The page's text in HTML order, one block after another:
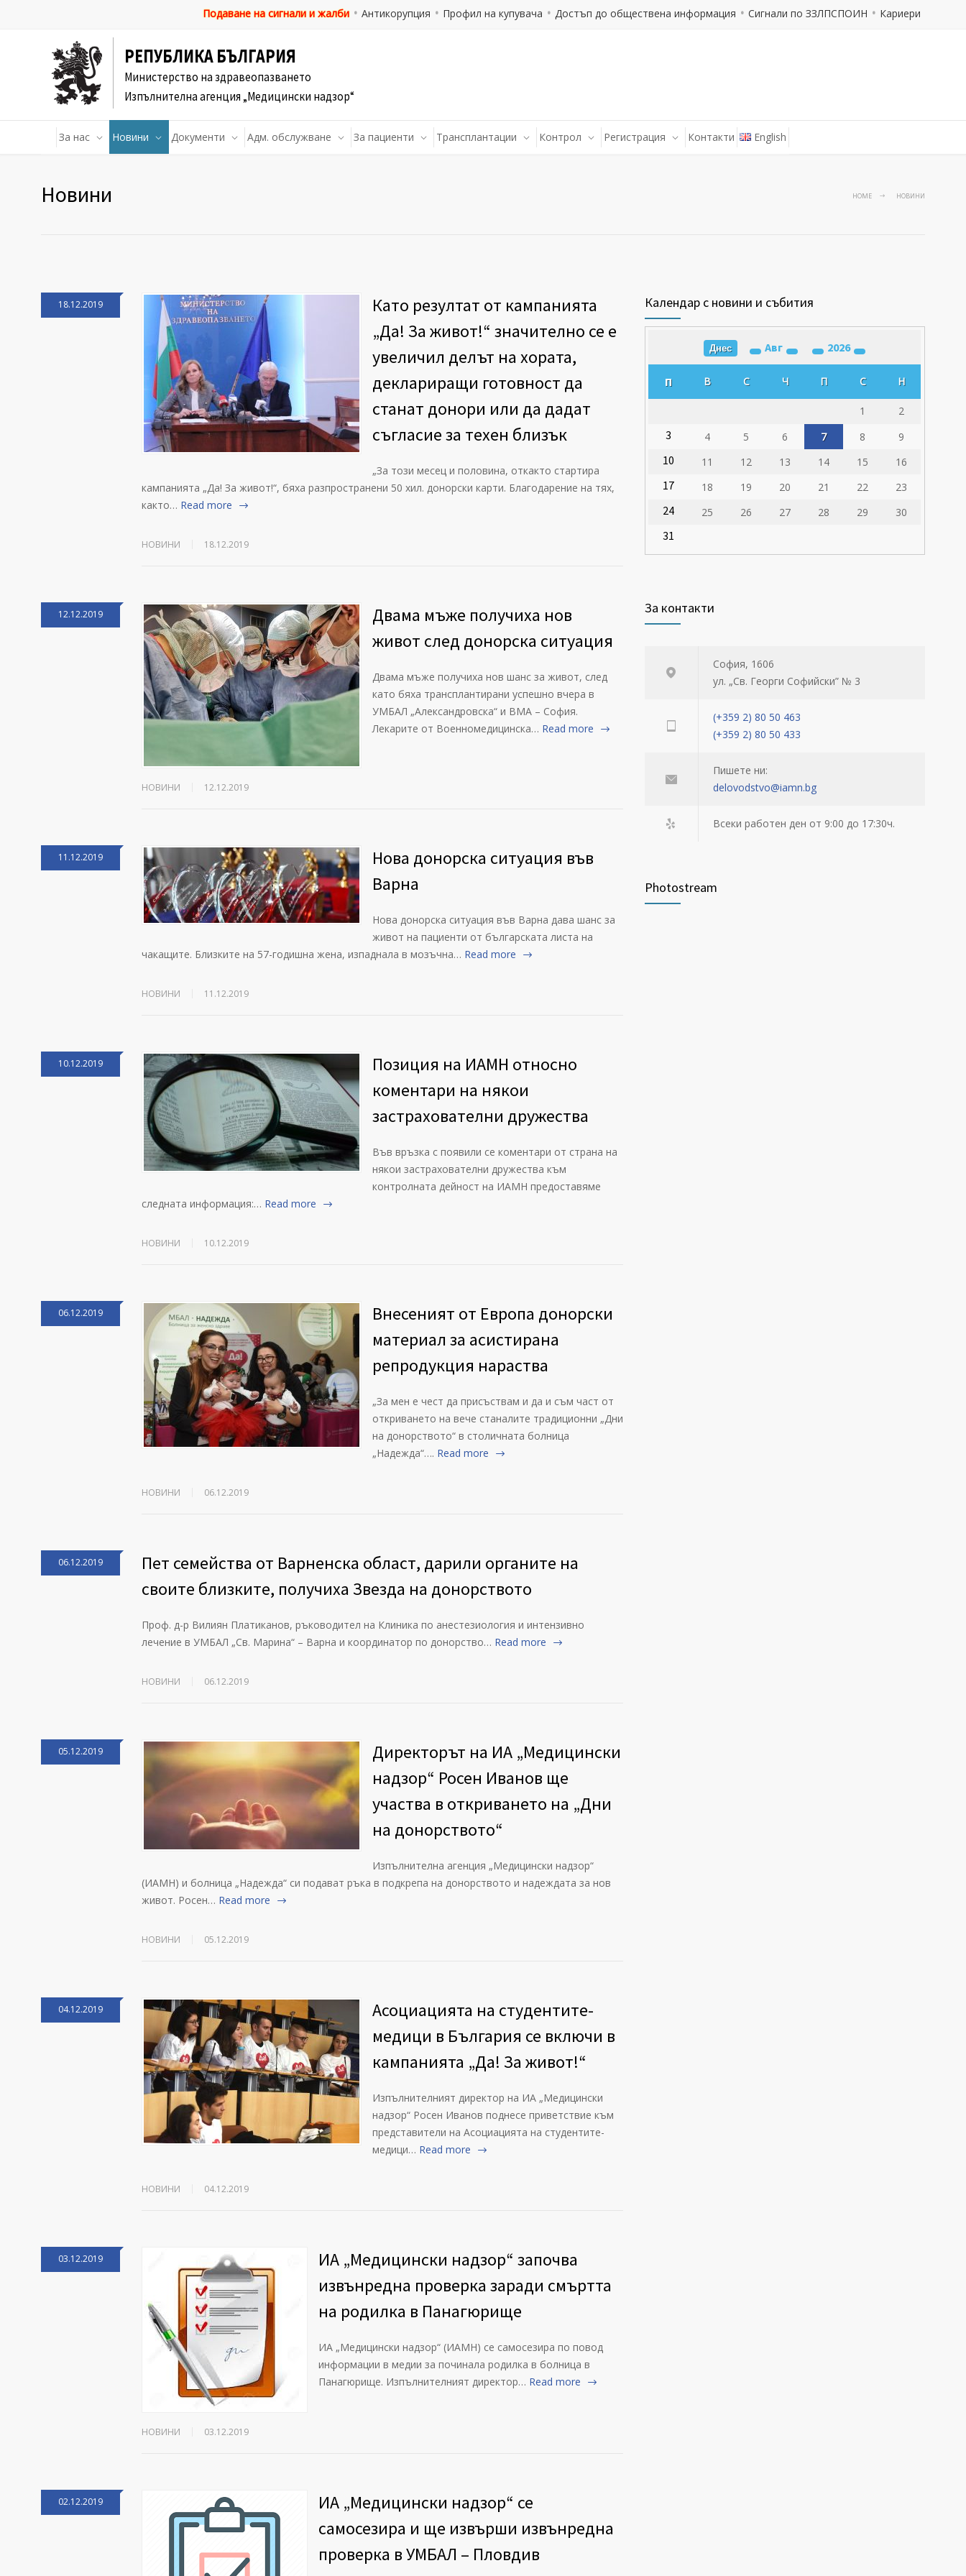
Кариери
Сигнали по ЗЗЛПСПОИН
Достъп до обществена информация
Профил на купувача
Антикорупция
Подаване на сигнали и жалби
РЕПУБЛИКА БЪЛГАРИЯ
Министерство на здравеопазването
Изпълнителна агенция „Медицински надзор“
За нас Новини Документи Адм. обслужване За пациенти Трансплантации Контрол Регистрация Контакти English
Новини HOME НОВИНИ
18.12.2019
Като резултат от кампанията
„Да! За живот!“ значително се е
увеличил делът на хората,
деклариращи готовност да
станат донори или да дадат
съгласие за техен близък
„За този месец и половина, откакто стартира
кампанията „Да! За живот!“, бяха разпространени 50 хил. донорски карти. Благодарение на тях,
както… Read more
НОВИНИ 18.12.2019
12.12.2019
Двама мъже получиха нов
живот след донорска ситуация
Двама мъже получиха нов шанс за живот, след
като бяха трансплантирани успешно вчера в
УМБАЛ „Александровска“ и ВМА – София.
Лекарите от Военномедицинска… Read more
НОВИНИ 12.12.2019
11.12.2019
Нова донорска ситуация във
Варна
Нова донорска ситуация във Варна дава шанс за
живот на пациенти от българската листа на
чакащите. Близките на 57-годишна жена, изпаднала в мозъчна… Read more
НОВИНИ 11.12.2019
10.12.2019
Позиция на ИАМН относно
коментари на някои
застрахователни дружества
Във връзка с появили се коментари от страна на
някои застрахователни дружества към
контролната дейност на ИАМН предоставяме
следната информация:… Read more
НОВИНИ 10.12.2019
06.12.2019
Внесеният от Европа донорски
материал за асистирана
репродукция нараства
„За мен е чест да присъствам и да и съм част от
откриването на вече станалите традиционни „Дни
на донорството“ в столичната болница
„Надежда“…. Read more
НОВИНИ 06.12.2019
06.12.2019
Пет семейства от Варненска област, дарили органите на
своите близките, получиха Звезда на донорството
Проф. д-р Вилиян Платиканов, ръководител на Клиника по анестезиология и интензивно
лечение в УМБАЛ „Св. Марина“ – Варна и координатор по донорство… Read more
НОВИНИ 06.12.2019
05.12.2019
Директорът на ИА „Медицински
надзор“ Росен Иванов ще
участва в откриването на „Дни
на донорството“
Изпълнителна агенция „Медицински надзор“
(ИАМН) и болница „Надежда“ си подават ръка в подкрепа на донорството и надеждата за нов
живот. Росен… Read more
НОВИНИ 05.12.2019
04.12.2019
Асоциацията на студентите-
медици в България се включи в
кампанията „Да! За живот!“
Изпълнителният директор на ИА „Медицински
надзор“ Росен Иванов поднесе приветствие към
представители на Асоциацията на студентите-
медици… Read more
НОВИНИ 04.12.2019
03.12.2019
ИА „Медицински надзор“ започва
извънредна проверка заради смъртта
на родилка в Панагюрище
ИА „Медицински надзор“ (ИАМН) се самосезира по повод
информации в медии за починала родилка в болница в
Панагюрище. Изпълнителният директор… Read more
НОВИНИ 03.12.2019
02.12.2019
ИА „Медицински надзор“ се
самосезира и ще извърши извънредна
проверка в УМБАЛ – Пловдив
Календар с новини и събития
Днес Авг 2026
П В С Ч П С Н
1 2
3 4 5 6 7 8 9
10 11 12 13 14 15 16
17 18 19 20 21 22 23
24 25 26 27 28 29 30
31
За контакти
София, 1606
ул. „Св. Георги Софийски” № 3
(+359 2) 80 50 463
(+359 2) 80 50 433
Пишете ни:
delovodstvo@iamn.bg
Всеки работен ден от 9:00 до 17:30ч.
Photostream